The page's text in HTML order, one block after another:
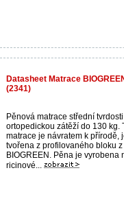
Datasheet Matrace
(2341)
Pěnová matrace střední
ortopedickou zátěží do 130 kg.
matrace je návratem k přírodě,
tvořena z profilovaného bloku
BIOGREEN. Pěna je vyrobena
ricinové...